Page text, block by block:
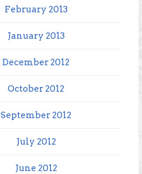
February 2013
January 2013
December 2012
October 2012
September 2012
July 2012
June 2012